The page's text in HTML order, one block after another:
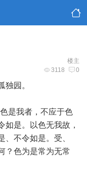
楼主
3118 0
独园。
是我者，不应于色
如是。以色无我故，
不令如是。受、
？色为是常为无常